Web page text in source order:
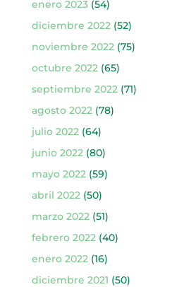
enero 2023(54)
diciembre 2022 (52)
noviembre 2022 (75)
octubre 2022 (65)
septiembre 2022 (71)
agosto 2022 (78)
julio 2022 (64)
junio 2022 (80)
mayo 2022 (59)
abril 2022 (50)
marzo 2022 (51)
febrero 2022 (40)
enero 2022 (16)
diciembre 2021 (50)